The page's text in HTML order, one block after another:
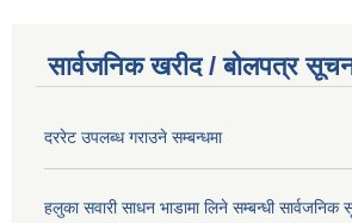
सार्वजनिक खरीद / बोलपत्र
दररेट उपलब्ध गराउने सम्बन्धमा
हलुका सवारी साधन भाडामा लिने सम्बन्धी